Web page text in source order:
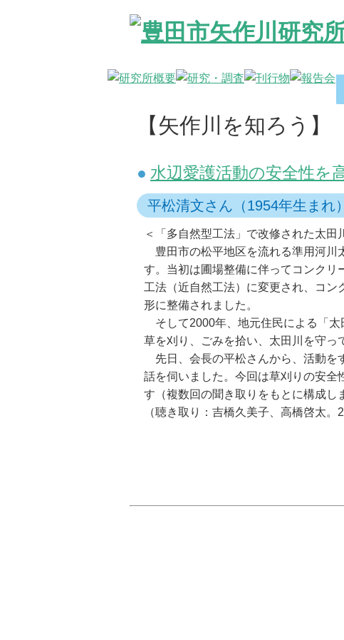
【矢作川を知ろう】
水辺愛護活動の安全性を
平松清文さん（1954年生ま
＜「多自然型工法」で改修された太田
豊田市の松平地区を流れる準用河川
す。当初は圃場整備に伴ってコンクリ
工法（近自然工法）に変更され、コ
形に整備されました。
そして2000年、地元住民による「太
草を刈り、ごみを拾い、太田川を守っ
先日、会長の平松さんから、活動を
話を伺いました。今回は草刈りの安全
す（複数回の聞き取りをもとに構成し
（聴き取り：吉橋久美子、高橋啓太